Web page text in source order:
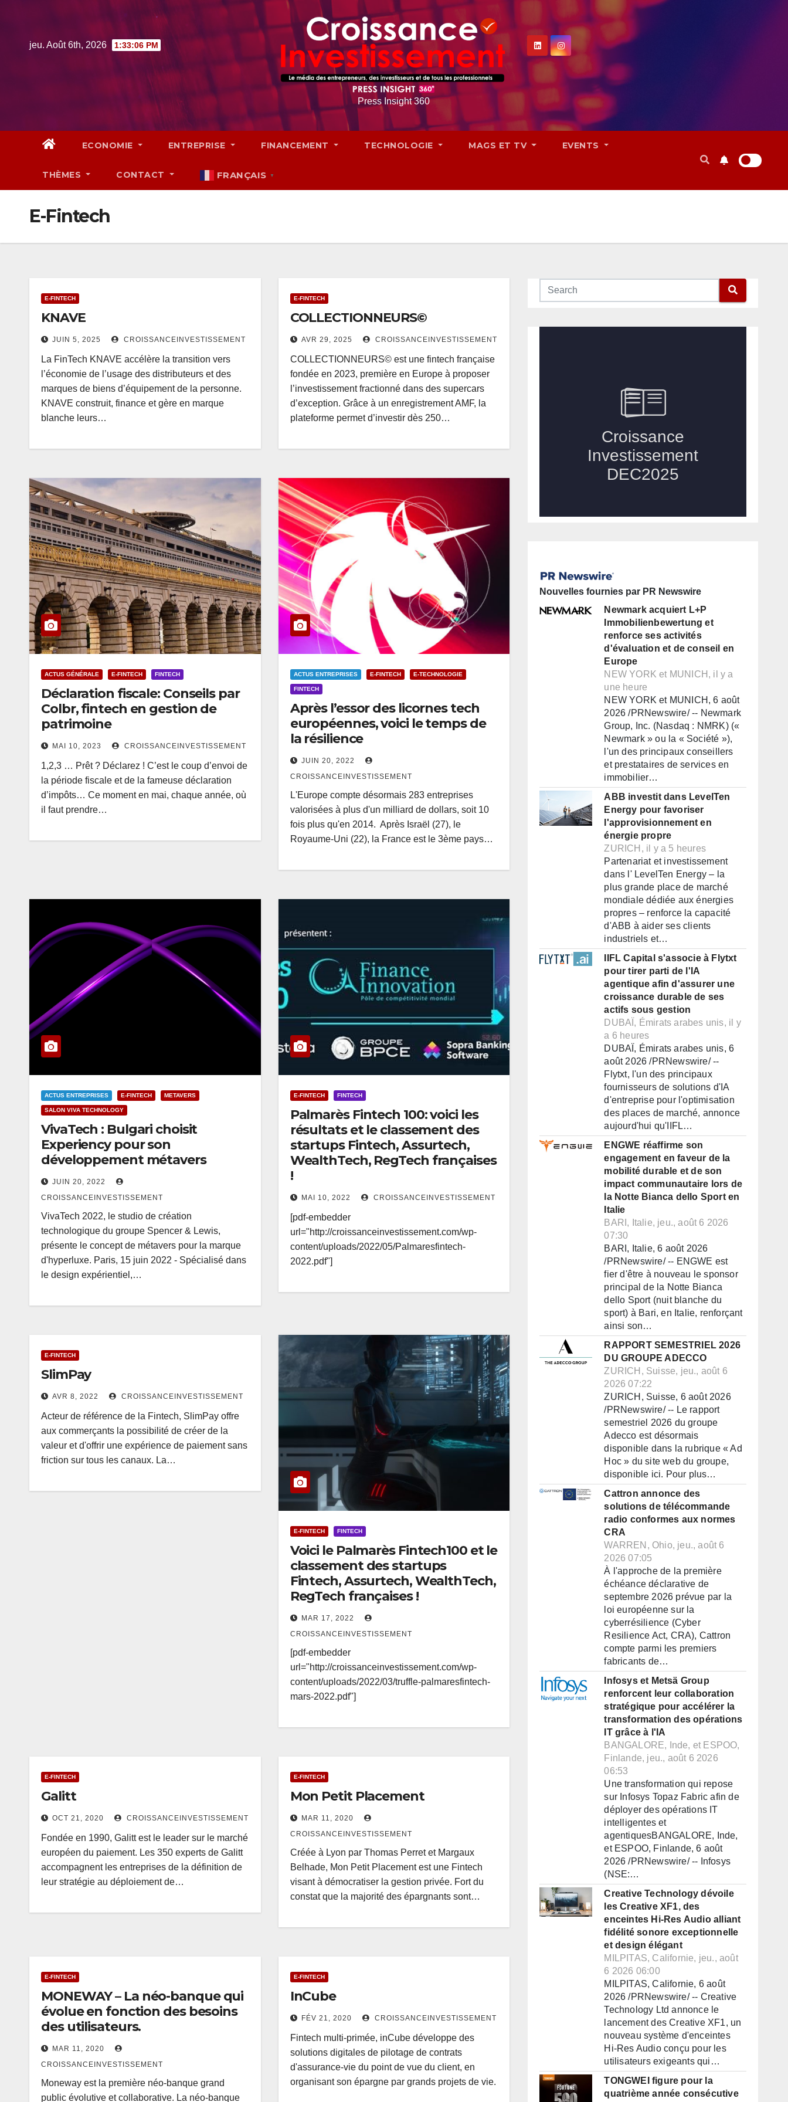
jeu. Août 6th, 2026 1:33:07 PM
Press Insight 360
ECONOMIE ENTREPRISE FINANCEMENT TECHNOLOGIE MAGS ET TV EVENTS
THÈMES CONTACT FRANÇAIS ▼
E-Fintech
E-FINTECH
KNAVE
JUIN 5, 2025 CROISSANCEINVESTISSEMENT
La FinTech KNAVE accélère la transition vers
l’économie de l’usage des distributeurs et des
marques de biens d’équipement de la personne.
KNAVE construit, finance et gère en marque
blanche leurs…
E-FINTECH
COLLECTIONNEURS©
AVR 29, 2025 CROISSANCEINVESTISSEMENT
COLLECTIONNEURS© est une fintech française
fondée en 2023, première en Europe à proposer
l’investissement fractionné dans des supercars
d’exception. Grâce à un enregistrement AMF, la
plateforme permet d’investir dès 250…
ACTUS GÉNÉRALE E-FINTECH FINTECH
Déclaration fiscale: Conseils par
Colbr, fintech en gestion de
patrimoine
MAI 10, 2023 CROISSANCEINVESTISSEMENT
1,2,3 … Prêt ? Déclarez ! C’est le coup d’envoi de
la période fiscale et de la fameuse déclaration
d’impôts… Ce moment en mai, chaque année, où
il faut prendre…
ACTUS ENTREPRISES E-FINTECH E-TECHNOLOGIE
FINTECH
Après l’essor des licornes tech
européennes, voici le temps de
la résilience
JUIN 20, 2022
CROISSANCEINVESTISSEMENT
L'Europe compte désormais 283 entreprises
valorisées à plus d'un milliard de dollars, soit 10
fois plus qu'en 2014. Après Israël (27), le
Royaume-Uni (22), la France est le 3ème pays…
ACTUS ENTREPRISES E-FINTECH METAVERS
SALON VIVA TECHNOLOGY
VivaTech : Bulgari choisit
Experiency pour son
développement métavers
JUIN 20, 2022
CROISSANCEINVESTISSEMENT
VivaTech 2022, le studio de création
technologique du groupe Spencer & Lewis,
présente le concept de métavers pour la marque
d'hyperluxe. Paris, 15 juin 2022 - Spécialisé dans
le design expérientiel,…
E-FINTECH FINTECH
Palmarès Fintech 100: voici les
résultats et le classement des
startups Fintech, Assurtech,
WealthTech, RegTech françaises
!
MAI 10, 2022 CROISSANCEINVESTISSEMENT
[pdf-embedder
url="http://croissanceinvestissement.com/wp-
content/uploads/2022/05/Palmaresfintech-
2022.pdf"]
E-FINTECH
SlimPay
AVR 8, 2022 CROISSANCEINVESTISSEMENT
Acteur de référence de la Fintech, SlimPay offre
aux commerçants la possibilité de créer de la
valeur et d'offrir une expérience de paiement sans
friction sur tous les canaux. La…
E-FINTECH FINTECH
Voici le Palmarès Fintech100 et le
classement des startups
Fintech, Assurtech, WealthTech,
RegTech françaises !
MAR 17, 2022
CROISSANCEINVESTISSEMENT
[pdf-embedder
url="http://croissanceinvestissement.com/wp-
content/uploads/2022/03/truffle-palmaresfintech-
mars-2022.pdf"]
E-FINTECH
Galitt
OCT 21, 2020 CROISSANCEINVESTISSEMENT
Fondée en 1990, Galitt est le leader sur le marché
européen du paiement. Les 350 experts de Galitt
accompagnent les entreprises de la définition de
leur stratégie au déploiement de…
E-FINTECH
Mon Petit Placement
MAR 11, 2020
CROISSANCEINVESTISSEMENT
Créée à Lyon par Thomas Perret et Margaux
Belhade, Mon Petit Placement est une Fintech
visant à démocratiser la gestion privée. Fort du
constat que la majorité des épargnants sont…
E-FINTECH
MONEWAY – La néo-banque qui
évolue en fonction des besoins
des utilisateurs.
MAR 11, 2020
CROISSANCEINVESTISSEMENT
Moneway est la première néo-banque grand
public évolutive et collaborative. La néo-banque
E-FINTECH
InCube
FÉV 21, 2020 CROISSANCEINVESTISSEMENT
Fintech multi-primée, inCube développe des
solutions digitales de pilotage de contrats
d'assurance-vie du point de vue du client, en
organisant son épargne par grands projets de vie.
Nouvelles fournies par PR Newswire
Newmark acquiert L+P
Immobilienbewertung et
renforce ses activités
d'évaluation et de conseil en
Europe
NEW YORK et MUNICH, il y a
une heure
NEW YORK et MUNICH, 6 août
2026 /PRNewswire/ -- Newmark
Group, Inc. (Nasdaq : NMRK) («
Newmark » ou la « Société »),
l'un des principaux conseillers
et prestataires de services en
immobilier…
ABB investit dans LevelTen
Energy pour favoriser
l'approvisionnement en
énergie propre
ZURICH, il y a 5 heures
Partenariat et investissement
dans l' LevelTen Energy – la
plus grande place de marché
mondiale dédiée aux énergies
propres – renforce la capacité
d'ABB à aider ses clients
industriels et…
IIFL Capital s'associe à Flytxt
pour tirer parti de l'IA
agentique afin d'assurer une
croissance durable de ses
actifs sous gestion
DUBAÏ, Émirats arabes unis, il y
a 6 heures
DUBAÏ, Émirats arabes unis, 6
août 2026 /PRNewswire/ --
Flytxt, l'un des principaux
fournisseurs de solutions d'IA
d'entreprise pour l'optimisation
des places de marché, annonce
aujourd'hui qu'IIFL…
ENGWE réaffirme son
engagement en faveur de la
mobilité durable et de son
impact communautaire lors de
la Notte Bianca dello Sport en
Italie
BARI, Italie, jeu., août 6 2026
07:30
BARI, Italie, 6 août 2026
/PRNewswire/ -- ENGWE est
fier d'être à nouveau le sponsor
principal de la Notte Bianca
dello Sport (nuit blanche du
sport) à Bari, en Italie, renforçant
ainsi son…
RAPPORT SEMESTRIEL 2026
DU GROUPE ADECCO
ZURICH, Suisse, jeu., août 6
2026 07:22
ZURICH, Suisse, 6 août 2026
/PRNewswire/ -- Le rapport
semestriel 2026 du groupe
Adecco est désormais
disponible dans la rubrique « Ad
Hoc » du site web du groupe,
disponible ici. Pour plus…
Cattron annonce des
solutions de télécommande
radio conformes aux normes
CRA
WARREN, Ohio, jeu., août 6
2026 07:05
À l'approche de la première
échéance déclarative de
septembre 2026 prévue par la
loi européenne sur la
cyberrésilience (Cyber
Resilience Act, CRA), Cattron
compte parmi les premiers
fabricants de…
Infosys et Metsä Group
renforcent leur collaboration
stratégique pour accélérer la
transformation des opérations
IT grâce à l'IA
BANGALORE, Inde, et ESPOO,
Finlande, jeu., août 6 2026
06:53
Une transformation qui repose
sur Infosys Topaz Fabric afin de
déployer des opérations IT
intelligentes et
agentiquesBANGALORE, Inde,
et ESPOO, Finlande, 6 août
2026 /PRNewswire/ -- Infosys
(NSE:…
Creative Technology dévoile
les Creative XF1, des
enceintes Hi-Res Audio alliant
fidélité sonore exceptionnelle
et design élégant
MILPITAS, Californie, jeu., août
6 2026 06:00
MILPITAS, Californie, 6 août
2026 /PRNewswire/ -- Creative
Technology Ltd annonce le
lancement des Creative XF1, un
nouveau système d'enceintes
Hi-Res Audio conçu pour les
utilisateurs exigeants qui…
TONGWEI figure pour la
quatrième année consécutive